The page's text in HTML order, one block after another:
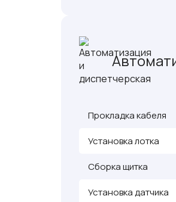
Прокладка кабеля
Установка лотка
Сборка щитка
Установка датчика